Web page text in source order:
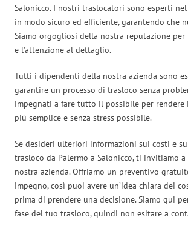
Salonicco. I nostri traslocatori sono esperti
in modo sicuro ed efficiente, garantendo che
Siamo orgogliosi della nostra reputazione
e l’attenzione al dettaglio.
Tutti i dipendenti della nostra azienda sono
garantire un processo di trasloco senza
impegnati a fare tutto il possibile per
più semplice e senza stress possibile.
Se desideri ulteriori informazioni sui costi e
trasloco da Palermo a Salonicco, ti invitiamo
nostra azienda. Offriamo un preventivo
impegno, così puoi avere un’idea chiara dei
prima di prendere una decisione. Siamo qui
fase del tuo trasloco, quindi non esitare a